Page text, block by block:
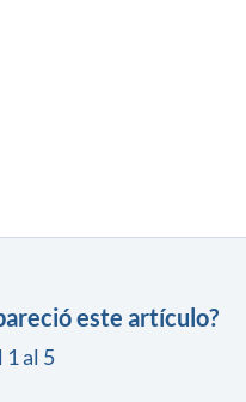
este artículo?
1 al 5